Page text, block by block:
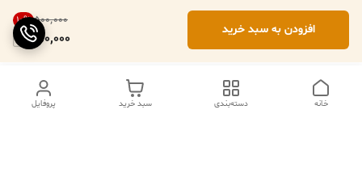
۵۰۰٬۰۰۰ 10%
450,000
افزودن به سبد خرید
پروفایل سبد خرید دسته‌بندی خانه